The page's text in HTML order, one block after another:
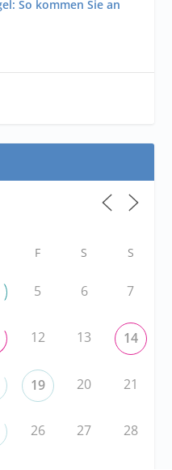
So kommen Sie an
F S S
5 6 7
12 13 14
19 20 21
26 27 28